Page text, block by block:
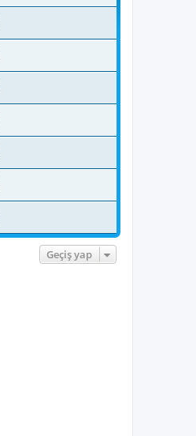
e
n
lü
ü
Geçiş yap